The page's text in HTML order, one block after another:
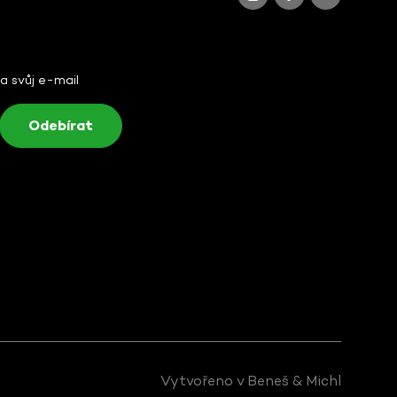
svůj e-mail
Vytvořeno vBeneš & Michl